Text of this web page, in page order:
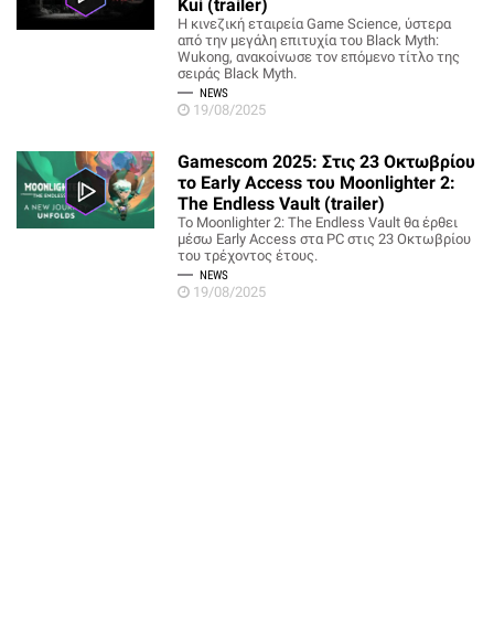
Kui (trailer)
Η κινεζική εταιρεία Game Science, ύστερα
από την μεγάλη επιτυχία του Black Myth:
Wukong, ανακοίνωσε τον επόμενο τίτλο της
σειράς Black Myth.
NEWS
19/08/2025
Gamescom 2025: Στις 23 Οκτωβρίου
το Early Access του Moonlighter 2:
The Endless Vault (trailer)
Το Moonlighter 2: The Endless Vault θα έρθει
μέσω Early Access στα PC στις 23 Οκτωβρίου
του τρέχοντος έτους.
NEWS
19/08/2025